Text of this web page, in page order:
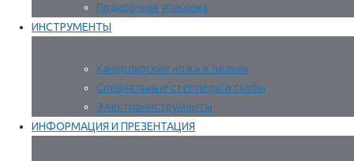
Подарочная упаковка
ИНСТРУМЕНТЫ
Канцелярские ножи и лезвия
Специальные степлеры и скобы
Электроинструменты
ИНФОРМАЦИЯ И ПРЕЗЕНТАЦИЯ